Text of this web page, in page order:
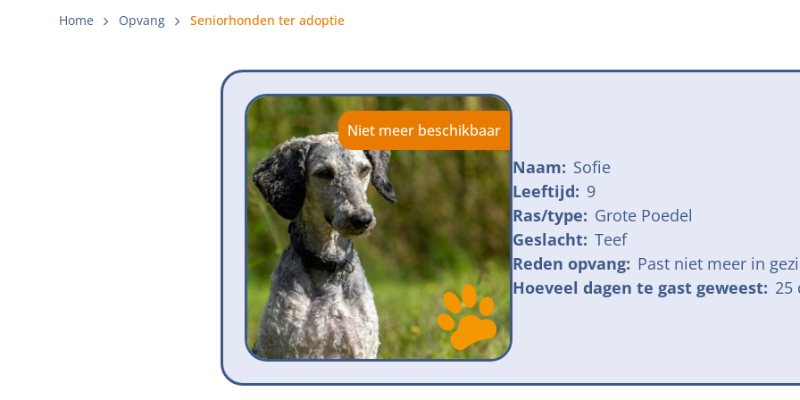
Gemeentelijk meldpunt bijtincidenten
Bescherming tegen grasaren
Home Opvang Seniorhonden ter adoptie
Niet meer beschikbaar
Naam: Sofie
Leeftijd: 9
Ras/type: Grote Poedel
Geslacht: Teef
Reden opvang: Past niet meer in
Hoeveel dagen te gast geweest: 25